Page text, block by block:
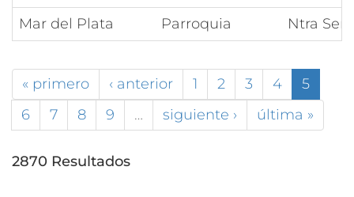
Mar del Plata
Parroquia Ntra
« primero ‹ anterior 1 2 3 4
5
6
7 8 9 … siguiente › última »
2870 Resultados